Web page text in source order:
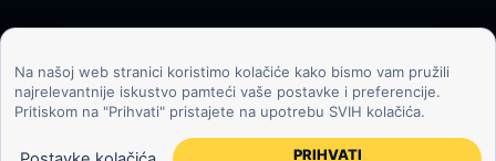
© 2026 Kozmos.hr. Sva prava pridržana.
Svemir, znanost, tehnologija i velike ideje za znatiželjne
čitatelje.
Na našoj web stranici koristimo kolačiće kako bismo vam pružili
najrelevantnije iskustvo pamteći vaše postavke i preferencije.
Pritiskom na "Prihvati" pristajete na upotrebu SVIH kolačića.
PRIHVATI